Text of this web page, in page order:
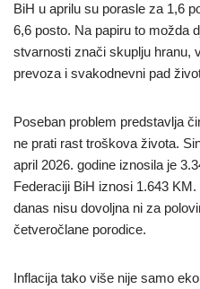
BiH u aprilu su porasle za 1,6
6,6 posto. Na papiru to možda
stvarnosti znači skuplju hranu,
prevoza i svakodnevni pad
Poseban problem predstavlja
ne prati rast troškova života.
april 2026. godine iznosila je
Federaciji BiH iznosi 1.643
danas nisu dovoljna ni za
četveročlane porodice.
Inflacija tako više nije samo